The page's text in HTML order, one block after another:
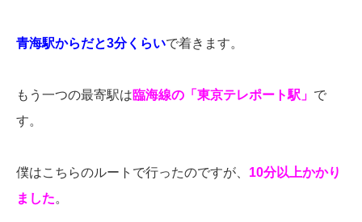
青海駅からだと3分くらいで着きます。
もう一つの最寄駅は臨海線の「 東京テレポート駅」 で
す。
僕はこちらのルートで行ったのですが、 10分以上かかり
ました。